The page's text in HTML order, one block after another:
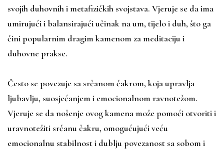
svojih duhovnih i metafizičkih svojstava. Vjeruje se da ima
umirujući i balansirajući učinak na um, tijelo i duh, što ga
čini popularnim dragim kamenom za meditaciju i
duhovne prakse.
Često se povezuje sa srčanom čakrom, koja upravlja
ljubavlju, suosjećanjem i emocionalnom ravnotežom.
Vjeruje se da nošenje ovog kamena može pomoći otvoriti i
uravnotežiti srčanu čakru, omogućujući veću
emocionalnu stabilnost i dublju povezanost sa sobom i